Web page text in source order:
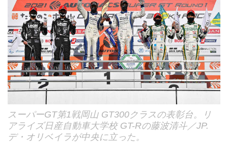
スーパーGT第1戦岡山 GT300クラスの表彰台。リ
アライズ日産自動車大学校 GT-Rの藤波清斗／JP.
デ・オリベイラが中央に立った。